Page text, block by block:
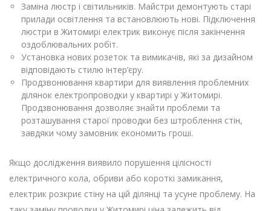
Заміна люстр і світильників. Майстри демонтують старі
прилади освітлення та встановлюють нові. Підключення
люстри в Житомирі електрик виконує після закінчення
оздоблювальних робіт.
Установка нових розеток та вимикачів, які за дизайном
відповідають стилю інтер’єру.
Продзвонювання квартири для виявлення проблемних
ділянок електропроводки у квартирі у Житомирі.
Продзвонювання дозволяє знайти проблеми та
розташування старої проводки без штроблення стін,
завдяки чому замовник економить гроші.
Якщо дослідження виявило порушення цілісності
електричного кола, обриви або короткі замикання,
електрик розкриє стіну на цій ділянці та усуне проблему. На